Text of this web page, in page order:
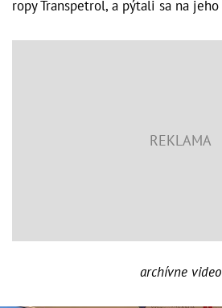
ropy Transpetrol, a pýtali sa na
archívne video